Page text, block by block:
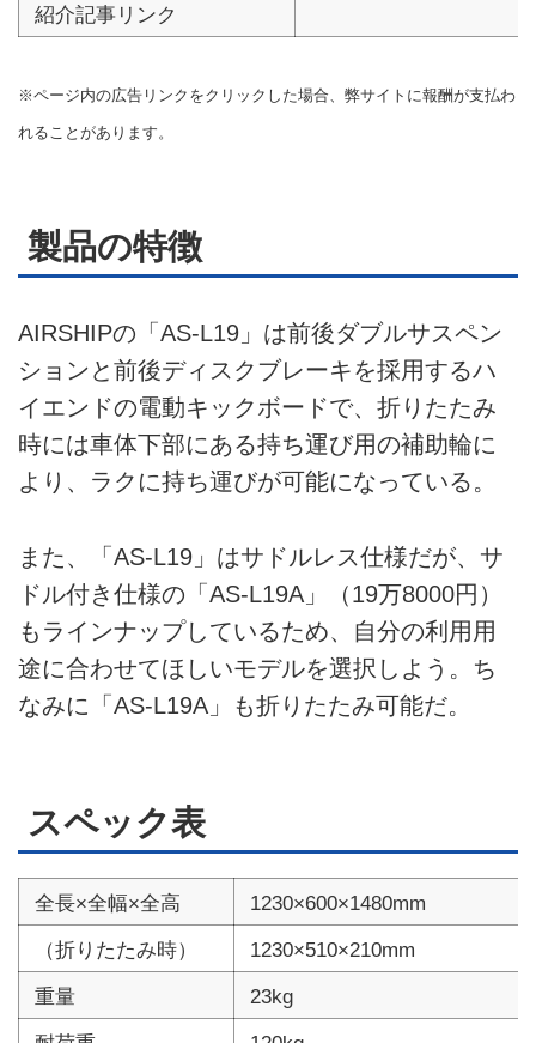
お問い合せ
広告掲載について
紹介記事リンク
※ページ内の広告リンクをクリックした場合、弊サイトに報酬が支払わ
れることがあります。
製品の特徴
AIRSHIPの「AS-L19」は前後ダブルサスペン
ションと前後ディスクブレーキを採用するハ
イエンドの電動キックボードで、折りたたみ
時には車体下部にある持ち運び用の補助輪に
より、ラクに持ち運びが可能になっている。
また、「AS-L19」はサドルレス仕様だが、サ
ドル付き仕様の「AS-L19A」（19万8000円）
もラインナップしているため、自分の利用用
途に合わせてほしいモデルを選択しよう。ち
なみに「AS-L19A」も折りたたみ可能だ。
スペック表
全長×全幅×全高
1230×600×1480mm
（折りたたみ時）
1230×510×210mm
重量
23kg